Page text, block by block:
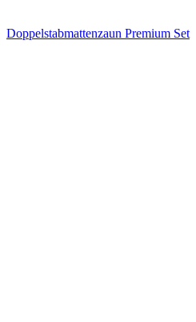
Doppelstabmattenzaun Premium Set